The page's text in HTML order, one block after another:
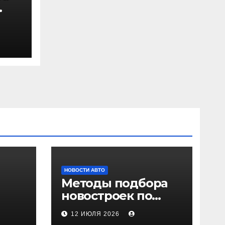
НОВОСТИ АВТО
Методы подбора
новостроек по
заданным
критериям
12 ИЮЛЯ 2026